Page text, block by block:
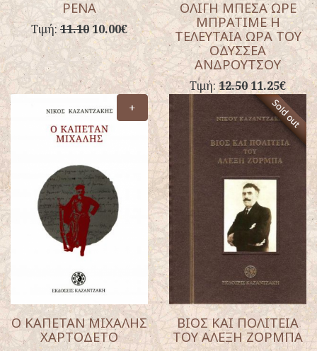
ΡΕΝΑ
Τιμή: 11.1010.00€
ΟΛΙΓΗ ΜΠΕΣΑ ΩΡΕ
ΜΠΡΑΤΙΜΕ Η
ΤΕΛΕΥΤΑΙΑ ΩΡΑ ΤΟΥ
ΟΔΥΣΣΕΑ
ΑΝΔΡΟΥΤΣΟΥ
Τιμή:12.5011.25€
+
Ο ΚΑΠΕΤΑΝ ΜΙΧΑΛΗΣ
ΧΑΡΤΟΔΕΤΟ
ΒΙΟΣ ΚΑΙ ΠΟΛΙΤΕΙΑ
ΤΟΥ ΑΛΕΞΗ ΖΟΡΜΠΑ